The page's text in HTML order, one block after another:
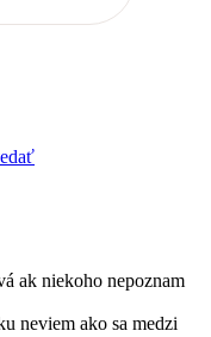
ak niekoho nepoznam
neviem ako sa medzi